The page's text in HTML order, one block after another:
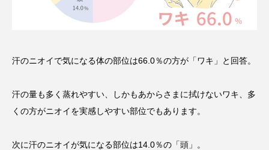
汗のニオイで気になる体の部位は66.0％の方が「ワキ」と回答。
汗の量も多く蒸れやすい、しかもあからさまに拭けないワキ、多
くの方がニオイを実感しやすい部位でもあります。
次に汗のニオイが気になる部位は14.0％の「頭」。